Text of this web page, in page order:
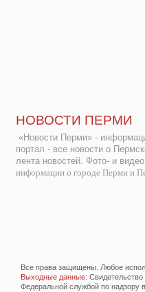
НОВОСТИ ПЕРМИ
«Новости Перми» -
портал - все новости о
лента новостей. Фото- и видео.
информации о городе Перми и
Все права защищены. Любое
Выходные данные:
Федеральной службой по